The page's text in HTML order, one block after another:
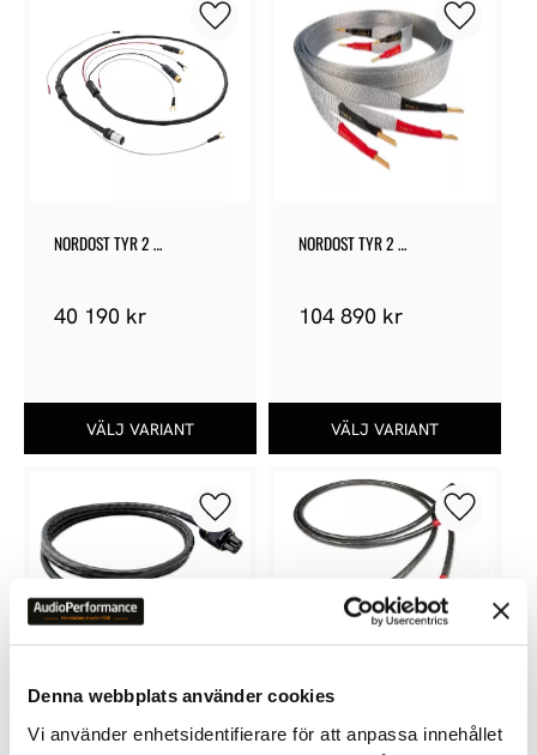
Denna webbplats använder cookies
Vi använder enhetsidentifierare för att anpassa innehållet
NORDOST TYR 2
40 190 kr
Lägg till i favoriter
NORDOST TYR 2
104 890 kr
Lägg till
NORDOST TYR 2
Lägg till i favoriter
NORDOST TYR 2 XLR
Lägg till